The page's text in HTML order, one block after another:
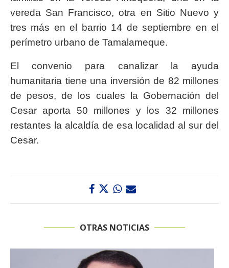
vereda San Francisco, otra en Sitio Nuevo y
tres más en el barrio 14 de septiembre en el
perímetro urbano de Tamalameque.
El convenio para canalizar la ayuda
humanitaria tiene una inversión de 82 millones
de pesos, de los cuales la Gobernación del
Cesar aporta 50 millones y los 32 millones
restantes la alcaldía de esa localidad al sur del
Cesar.
OTRAS NOTICIAS